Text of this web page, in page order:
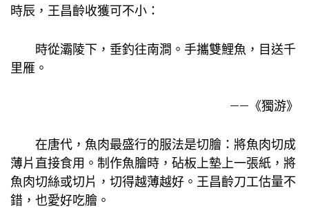
時辰，王昌齡收獲可不小：
時從灞陵下，垂釣往南澗。手攜雙鯉魚，目送千
里雁。
——《獨游》
在唐代，魚肉最盛行的服法是切膾：將魚肉切成
薄片直接食用。制作魚膾時，砧板上墊上一張紙，將
魚肉切絲或切片，切得越薄越好。王昌齡刀工估量不
錯，也愛好吃膾。